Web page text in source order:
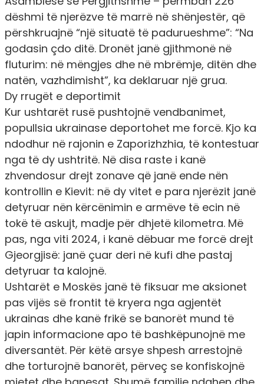
dëshmi të njerëzve të marrë në shënjestër, që
përshkruajnë “një situatë të padurueshme”: “Na
godasin çdo ditë. Dronët janë gjithmonë në
fluturim: në mëngjes dhe në mbrëmje, ditën dhe
natën, vazhdimisht”, ka deklaruar një grua.
Dy rrugët e deportimit
Kur ushtarët rusë pushtojnë vendbanimet,
popullsia ukrainase deportohet me forcë. Kjo ka
ndodhur në rajonin e Zaporizhzhia, të kontestuar
nga të dy ushtritë. Në disa raste i kanë
zhvendosur drejt zonave që janë ende nën
kontrollin e Kievit: në dy vitet e para njerëzit janë
detyruar nën kërcënimin e armëve të ecin në
tokë të askujt, madje për dhjetë kilometra. Më
pas, nga viti 2024, i kanë dëbuar me forcë drejt
Gjeorgjisë: janë çuar deri në kufi dhe pastaj
detyruar ta kalojnë.
Ushtarët e Moskës janë të fiksuar me aksionet
pas vijës së frontit të kryera nga agjentët
ukrainas dhe kanë frikë se banorët mund të
japin informacione apo të bashkëpunojnë me
diversantët. Për këtë arsye shpesh arrestojnë
dhe torturojnë banorët, përveç se konfiskojnë